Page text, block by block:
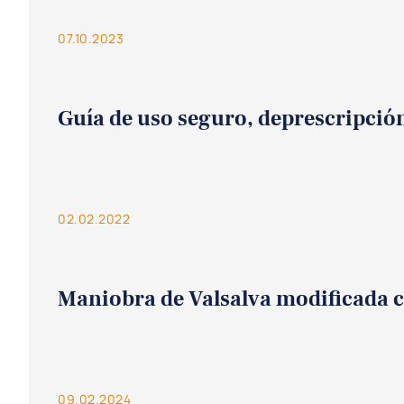
07.10.2023
Guía de uso seguro,
02.02.2022
Maniobra de Valsalva
09.02.2024